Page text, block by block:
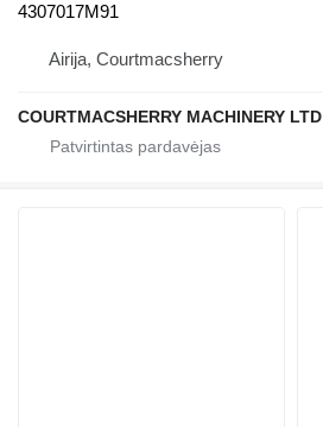
4307017M91
Airija, Courtmacsherry
COURTMACSHERRY MACHINERY LTD